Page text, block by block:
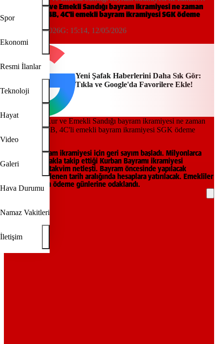
Spor
Ekonomi
Resmi İlanlar
Teknoloji
Hayat
Video
Galeri
Hava Durumu
Namaz Vakitleri
İletişim
yatacak? 4A, 4B, 4C'li emekli bayram ikramiyesi SGK ödeme
günleri
SSK, Bağ-Kur ve Emekli Sandığı bayram ikramiyesi ne zaman
yatacak? 4A, 4B, 4C'li emekli bayram ikramiyesi SGK ödeme
günleri
15:14, 12/05/2026G: 15:14, 12/05/2026
Yeni Şafak
Yeni Şafak Haberlerini Daha Sık Gör:
Tıkla ve Google'da Favorilere Ekle!
Emekliye bayram ikramiyesi için geri sayım başladı. Milyonlarca
emeklinin merakla takip ettiği Kurban Bayramı ikramiyesi
ödemelerinde takvim netleşti. Bayram öncesinde yapılacak
ödemeler belirlenen tarih aralığında hesaplara yatırılacak. Emekliler
şimdi açıklanan ödeme günlerine odaklandı.
REKLAM